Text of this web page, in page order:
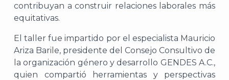
contribuyan a construir relaciones laborales más
equitativas.
El taller fue impartido por el especialista Mauricio
Ariza Barile, presidente del Consejo Consultivo de
la organización género y desarrollo GENDES A.C.,
quien compartió herramientas y perspectivas